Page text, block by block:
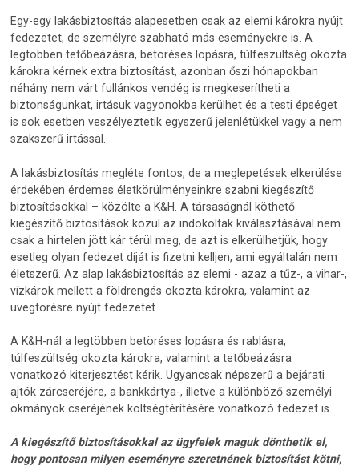
Egy-egy lakásbiztosítás alapesetben csak az elemi károkra nyújt
fedezetet, de személyre szabható más eseményekre is. A
legtöbben tetőbeázásra, betöréses lopásra, túlfeszültség okozta
károkra kérnek extra biztosítást, azonban őszi hónapokban
néhány nem várt fullánkos vendég is megkeserítheti a
biztonságunkat, irtásuk vagyonokba kerülhet és a testi épséget
is sok esetben veszélyeztetik egyszerű jelenlétükkel vagy a nem
szakszerű irtással.
A lakásbiztosítás megléte fontos, de a meglepetések elkerülése
érdekében érdemes életkörülményeinkre szabni kiegészítő
biztosításokkal – közölte a K&H. A társaságnál köthető
kiegészítő biztosítások közül az indokoltak kiválasztásával nem
csak a hirtelen jött kár térül meg, de azt is elkerülhetjük, hogy
esetleg olyan fedezet díját is fizetni kelljen, ami egyáltalán nem
életszerű. Az alap lakásbiztosítás az elemi - azaz a tűz-, a vihar-,
vízkárok mellett a földrengés okozta károkra, valamint az
üvegtörésre nyújt fedezetet.
A K&H-nál a legtöbben betöréses lopásra és rablásra,
túlfeszültség okozta károkra, valamint a tetőbeázásra
vonatkozó kiterjesztést kérik. Ugyancsak népszerű a bejárati
ajtók zárcseréjére, a bankkártya-, illetve a különböző személyi
okmányok cseréjének költségtérítésére vonatkozó fedezet is.
A kiegészítő biztosításokkal az ügyfelek maguk dönthetik el,
hogy pontosan milyen eseményre szeretnének biztosítást kötni,